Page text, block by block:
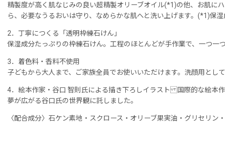
精製度が高く肌なじみの良い超精製オリーブオイル(*1)の他、お肌に
ら、必要なうるおいは守り、なめらかな肌へと洗い上げます。(*1)
2．丁寧につくる「透明枠練石けん」
保湿成分たっぷりの枠練石けん。工程のほとんどが手作業で、一つ一
3．着色料・香料不使用
子どもから大人まで、ご家族全員でお使いいただけます。洗顔用とし
4．絵本作家・谷口 智則氏による描き下ろしイラスト 国際的な絵本
夢が広がる谷口氏の世界観に託しました。
〈配合成分〉石ケン素地・スクロース・オリーブ果実油・グリセリ